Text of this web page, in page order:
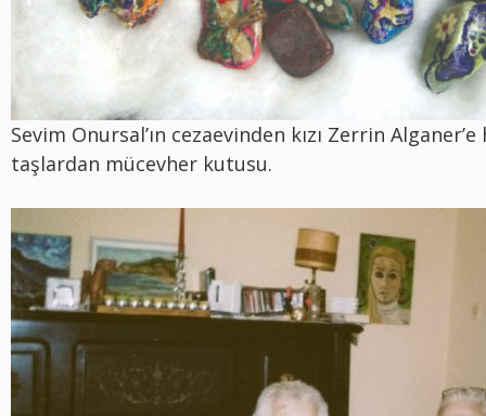
Sevim Onursal’ın cezaevinden kızı Zerrin
taşlardan mücevher kutusu.